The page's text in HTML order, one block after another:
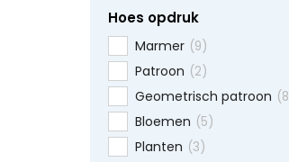
Hoes opdruk
Marmer (9)
Patroon (2)
Geometrisch patroon
Bloemen (5)
Planten (3)